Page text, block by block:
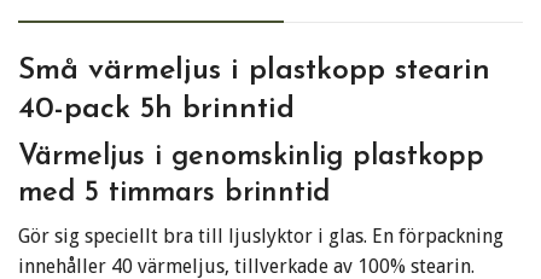
Små värmeljus i plastkopp stearin
40-pack 5h brinntid
Värmeljus i genomskinlig plastkopp
med 5 timmars brinntid
Gör sig speciellt bra till ljuslyktor i glas. En förpackning
innehåller 40 värmeljus, tillverkade av 100% stearin.